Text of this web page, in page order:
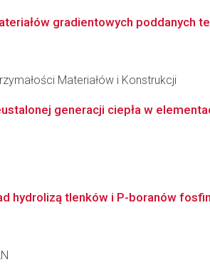
gradientowych poddanych
Materiałów i Konstrukcji
generacji ciepła w
hydrolizą tlenków i P-boranów